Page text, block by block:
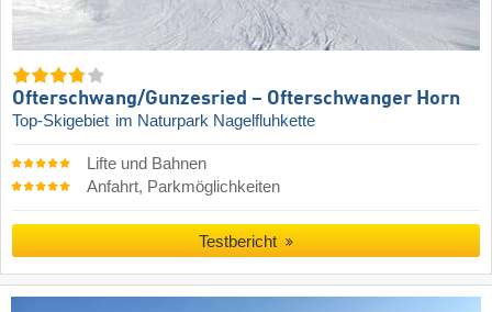
Ofterschwang/​Gunzesried – Ofterschwanger Horn
Top-Skigebiet im Naturpark Nagelfluhkette
Lifte und Bahnen
Anfahrt, Parkmöglichkeiten
Testbericht